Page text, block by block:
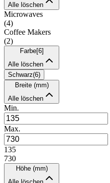
Alle löschen
Microwaves
(4)
Coffee Makers
(2)
Farbe[6]
Alle löschen
Schwarz(6)
Breite (mm)
Alle löschen
Min.
Max.
135
730
Höhe (mm)